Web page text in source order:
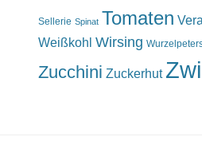
Sellerie Spinat Tomaten
Weißkohl Wirsing
Zucchini Zuckerhut